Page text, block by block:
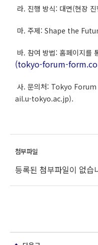
라. 진행 방식: 대면(현장 진
마. 주제: Shape the
바. 참여 방법: 홈페이지를
(tokyo-forum-
사. 문의처: Tokyo
ail.u-tokyo.ac.jp).
등록된 첨부파일이 없습